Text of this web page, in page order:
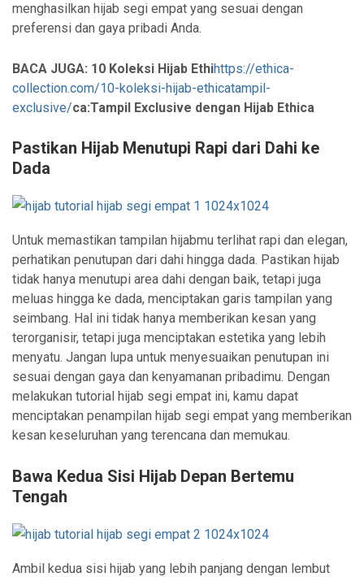
menghasilkan hijab segi empat yang sesuai dengan
preferensi dan gaya pribadi Anda.
BACA JUGA: 10 Koleksi Hijab Ethihttps://ethica-
collection.com/10-koleksi-hijab-ethicatampil-
exclusive/ca:Tampil Exclusive dengan Hijab Ethica
Pastikan Hijab Menutupi Rapi dari Dahi ke
Dada
Untuk memastikan tampilan hijabmu terlihat rapi dan elegan,
perhatikan penutupan dari dahi hingga dada. Pastikan hijab
tidak hanya menutupi area dahi dengan baik, tetapi juga
meluas hingga ke dada, menciptakan garis tampilan yang
seimbang. Hal ini tidak hanya memberikan kesan yang
terorganisir, tetapi juga menciptakan estetika yang lebih
menyatu. Jangan lupa untuk menyesuaikan penutupan ini
sesuai dengan gaya dan kenyamanan pribadimu. Dengan
melakukan tutorial hijab segi empat ini, kamu dapat
menciptakan penampilan hijab segi empat yang memberikan
kesan keseluruhan yang terencana dan memukau.
Bawa Kedua Sisi Hijab Depan Bertemu
Tengah
Ambil kedua sisi hijab yang lebih panjang dengan lembut